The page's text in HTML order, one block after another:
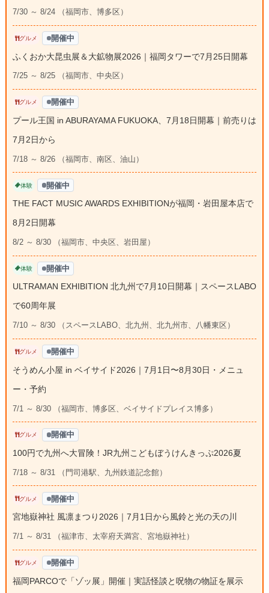
7/30 ～ 8/24 （福岡市、博多区）
グルメ 開催中
ふくおか大昆虫展＆大鉱物展2026｜福岡タワーで7月25日開幕
7/25 ～ 8/25 （福岡市、中央区）
グルメ 開催中
プール王国 in ABURAYAMA FUKUOKA、7月18日開幕｜前売りは
7月2日から
7/18 ～ 8/26 （福岡市、南区、油山）
体験 開催中
THE FACT MUSIC AWARDS EXHIBITIONが福岡・岩田屋本店で
8月2日開幕
8/2 ～ 8/30 （福岡市、中央区、岩田屋）
体験 開催中
ULTRAMAN EXHIBITION 北九州で7月10日開幕｜スペースLABO
で60周年展
7/10 ～ 8/30 （スペースLABO、北九州、北九州市、八幡東区）
グルメ 開催中
そうめん小屋 in ベイサイド2026｜7月1日〜8月30日・メニュ
ー・予約
7/1 ～ 8/30 （福岡市、博多区、ベイサイドプレイス博多）
グルメ 開催中
100円で九州へ大冒険！JR九州こどもぼうけんきっぷ2026夏
7/18 ～ 8/31 （門司港駅、九州鉄道記念館）
グルメ 開催中
宮地嶽神社 風凛まつり2026｜7月1日から風鈴と光の天の川
7/1 ～ 8/31 （福津市、太宰府天満宮、宮地嶽神社）
グルメ 開催中
福岡PARCOで「ゾッ展」開催｜実話怪談と呪物の物証を展示